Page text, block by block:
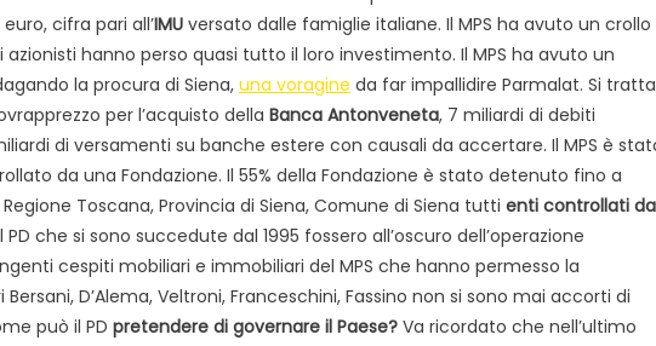
cifra pari all’IMU versato dalle famiglie italiane. Il MPS ha avuto un crollo
hanno perso quasi tutto il loro investimento. Il MPS ha avuto un
la procura di Siena,una voragine da far impallidire Parmalat. Si tratta
per l’acquisto della Banca Antonveneta, 7 miliardi di debiti
di versamenti su banche estere con causali da accertare. Il MPS è
da una Fondazione. Il 55% della Fondazione è stato detenuto fino a
Toscana, Provincia di Siena, Comune di Siena tutti enti controllati
che si sono succedute dal 1995 fossero all’oscuro dell’operazione
cespiti mobiliari e immobiliari del MPS che hanno permesso la
D’Alema, Veltroni, Franceschini, Fassino non si sono mai accorti di
può il PD pretendere di governare il Paese? Va ricordato che nell’ultimo
Ecologia Evidenza Informazione
Duro attacco al biologico italiano
dai Paesi del Nord. Il settore è a
rischio
Evidenza Informazione News
Acque sempre agitate tra i